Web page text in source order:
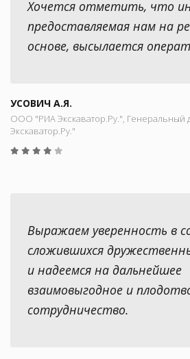
Хочется отметить, что
предоставляемая нам на
основе, высылается
УСОВИЧ А.Я.
ООО "РИА Экскаватор.Ру.",
Экскаватор.Ру."
Выражаем уверенность в
сложившихся
и надеемся на дальнейшее
взаимовыгодное и
сотрудничество.